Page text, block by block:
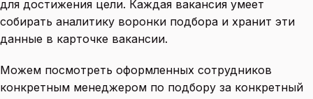
для достижения цели. Каждая вакансия умеет
собирать аналитику воронки подбора и хранит эти
данные в карточке вакансии.
Можем посмотреть оформленных сотрудников
конкретным менеджером по подбору за конкретный